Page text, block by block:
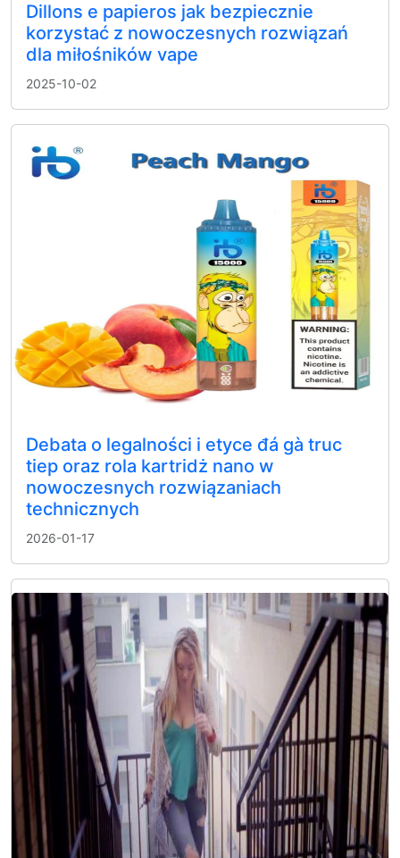
Dillons e papieros jak bezpiecznie
korzystać z nowoczesnych rozwiązań
dla miłośników vape
2025-10-02
Debata o legalności i etyce đá gà truc
tiep oraz rola kartridż nano w
nowoczesnych rozwiązaniach
technicznych
2026-01-17